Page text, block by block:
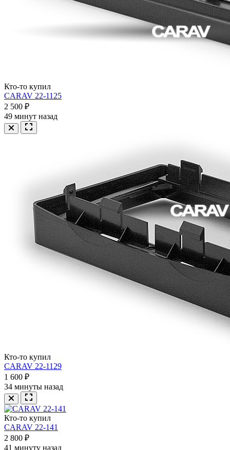
Кто-то купил
CARAV 22-1125
2 500 ₽
49 минут назад
Кто-то купил
CARAV 22-1129
1 600 ₽
34 минуты назад
Кто-то купил
CARAV 22-141
2 800 ₽
41 минуту назад